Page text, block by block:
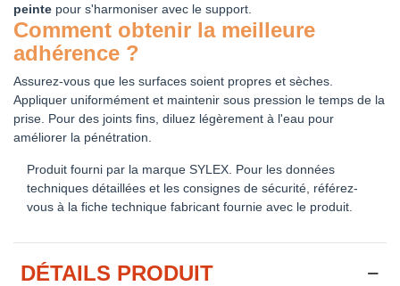
peinte pour s'harmoniser avec le support.
Comment obtenir la meilleure
adhérence ?
Assurez-vous que les surfaces soient propres et sèches.
Appliquer uniformément et maintenir sous pression le temps de la
prise. Pour des joints fins, diluez légèrement à l'eau pour
améliorer la pénétration.
Produit fourni par la marque SYLEX. Pour les données
techniques détaillées et les consignes de sécurité, référez-
vous à la fiche technique fabricant fournie avec le produit.
DÉTAILS PRODUIT